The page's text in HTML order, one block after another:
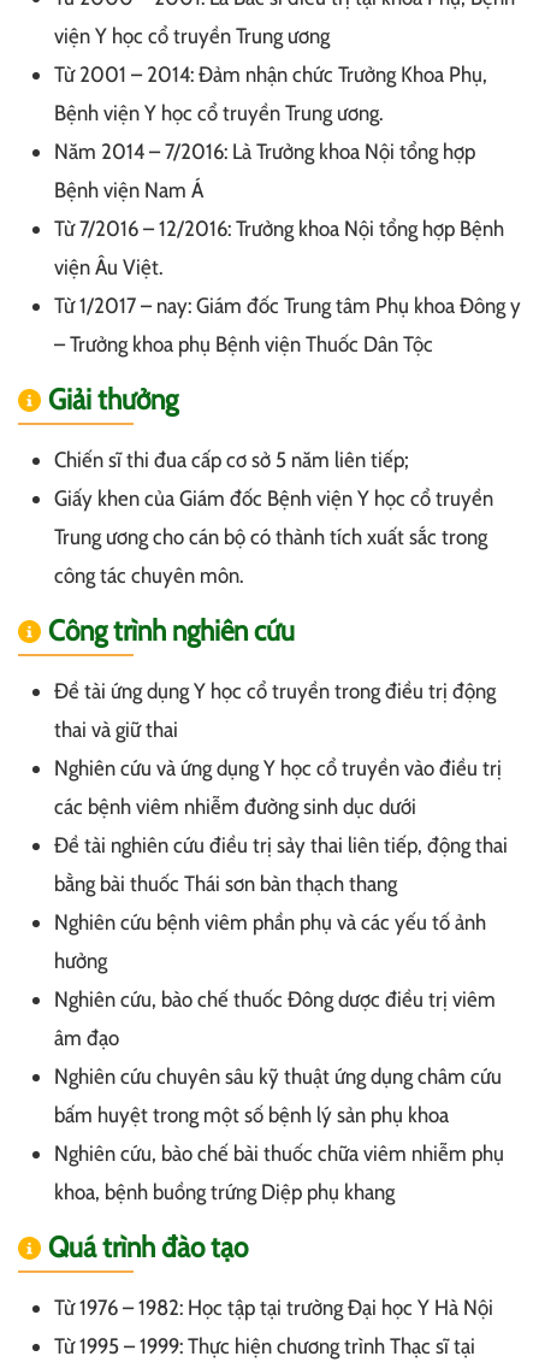
viện Y học cổ truyền Trung ương
Từ 2001 – 2014: Đảm nhận chức Trưởng Khoa Phụ,
Bệnh viện Y học cổ truyền Trung ương.
Năm 2014 – 7/2016: Là Trưởng khoa Nội tổng hợp
Bệnh viện Nam Á
Từ 7/2016 – 12/2016: Trưởng khoa Nội tổng hợp Bệnh
viện Âu Việt.
Từ 1/2017 – nay: Giám đốc Trung tâm Phụ khoa Đông y
– Trưởng khoa phụ Bệnh viện Thuốc Dân Tộc
Giải thưởng
Chiến sĩ thi đua cấp cơ sở 5 năm liên tiếp;
Giấy khen của Giám đốc Bệnh viện Y học cổ truyền
Trung ương cho cán bộ có thành tích xuất sắc trong
công tác chuyên môn.
Công trình nghiên cứu
Đề tài ứng dụng Y học cổ truyền trong điều trị động
thai và giữ thai
Nghiên cứu và ứng dụng Y học cổ truyền vào điều trị
các bệnh viêm nhiễm đường sinh dục dưới
Đề tài nghiên cứu điều trị sảy thai liên tiếp, động thai
bằng bài thuốc Thái sơn bàn thạch thang
Nghiên cứu bệnh viêm phần phụ và các yếu tố ảnh
hưởng
Nghiên cứu, bào chế thuốc Đông dược điều trị viêm
âm đạo
Nghiên cứu chuyên sâu kỹ thuật ứng dụng châm cứu
bấm huyệt trong một số bệnh lý sản phụ khoa
Nghiên cứu, bào chế bài thuốc chữa viêm nhiễm phụ
khoa, bệnh buồng trứng Diệp phụ khang
Quá trình đào tạo
Từ 1976 – 1982: Học tập tại trường Đại học Y Hà Nội
Từ 1995 – 1999: Thực hiện chương trình Thạc sĩ tại